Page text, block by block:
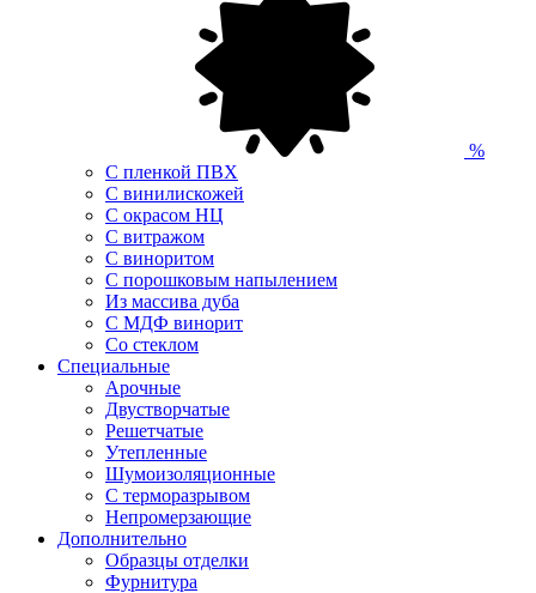
%
С пленкой ПВХ
С винилискожей
С окрасом НЦ
С витражом
С виноритом
С порошковым напылением
Из массива дуба
С МДФ винорит
Со стеклом
Специальные
Арочные
Двустворчатые
Решетчатые
Утепленные
Шумоизоляционные
С терморазрывом
Непромерзающие
Дополнительно
Образцы отделки
Фурнитура